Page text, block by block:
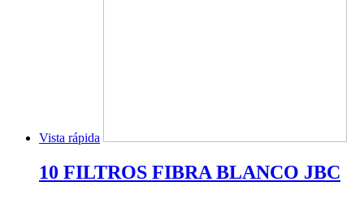
Vista rápida
10 FILTROS FIBRA BLANCO JBC